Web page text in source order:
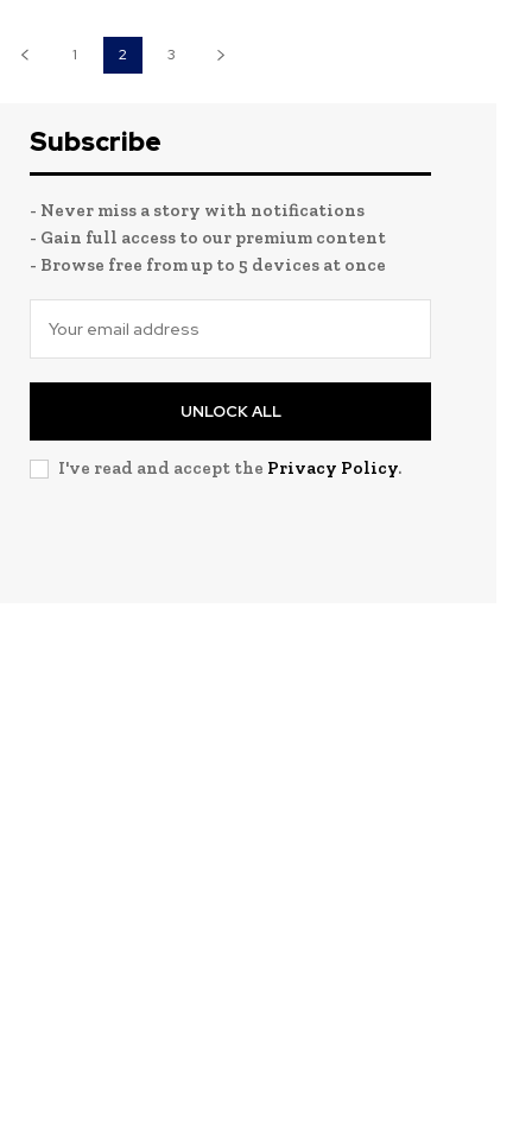
1 2 3
Subscribe
- Never miss a story with notifications
- Gain full access to our premium content
- Browse free from up to 5 devices at once
UNLOCK ALL
I've read and accept the Privacy Policy.